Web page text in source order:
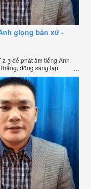
giọng bản xứ -
z-ʒ để phát âm tiếng Anh
đồng sáng lập
tuyến chặt chẽ nhất thế